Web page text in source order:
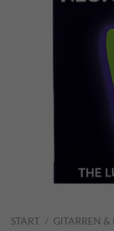
START / GITARREN &